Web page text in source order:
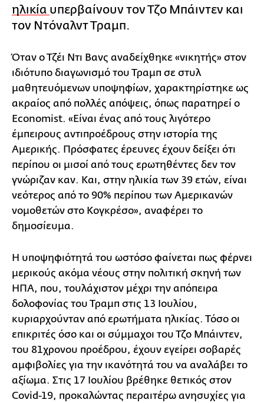
ηλικία υπερβαίνουν τον Τζο Μπάιντεν και
τον Ντόναλντ Τραμπ.
Όταν ο Τζέι Ντι Βανς αναδείχθηκε «νικητής» στον
ιδιότυπο διαγωνισμό του Τραμπ σε στυλ
μαθητευόμενων υποψηφίων, χαρακτηρίστηκε ως
ακραίος από πολλές απόψεις, όπως παρατηρεί ο
Economist. «Είναι ένας από τους λιγότερο
έμπειρους αντιπροέδρους στην ιστορία της
Αμερικής. Πρόσφατες έρευνες έχουν δείξει ότι
περίπου οι μισοί από τους ερωτηθέντες δεν τον
γνώριζαν καν. Και, στην ηλικία των 39 ετών, είναι
νεότερος από το 90% περίπου των Αμερικανών
νομοθετών στο Κογκρέσο», αναφέρει το
δημοσίευμα.
Η υποψηφιότητά του ωστόσο φαίνεται πως φέρνει
μερικούς ακόμα νέους στην πολιτική σκηνή των
ΗΠΑ, που, τουλάχιστον μέχρι την απόπειρα
δολοφονίας του Τραμπ στις 13 Ιουλίου,
κυριαρχούνταν από ερωτήματα ηλικίας. Τόσο οι
επικριτές όσο και οι σύμμαχοι του Τζο Μπάιντεν,
του 81χρονου προέδρου, έχουν εγείρει σοβαρές
αμφιβολίες για την ικανότητά του να αναλάβει το
αξίωμα. Στις 17 Ιουλίου βρέθηκε θετικός στον
Covid-19, προκαλώντας περαιτέρω ανησυχίες για